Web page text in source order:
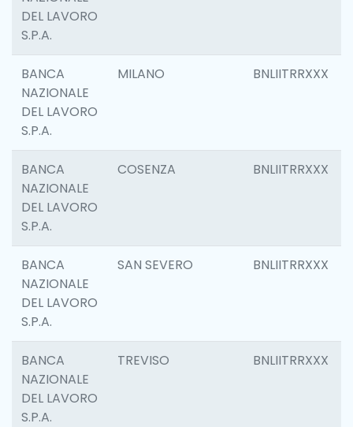
DEL LAVORO
S.P.A.
BANCA
NAZIONALE
DEL LAVORO
S.P.A.
MILANO BNLIITRRXXX
BANCA
NAZIONALE
DEL LAVORO
S.P.A.
COSENZA BNLIITRRXXX
BANCA
NAZIONALE
DEL LAVORO
S.P.A.
SAN SEVERO BNLIITRRXXX
BANCA
NAZIONALE
DEL LAVORO
S.P.A.
TREVISO BNLIITRRXXX